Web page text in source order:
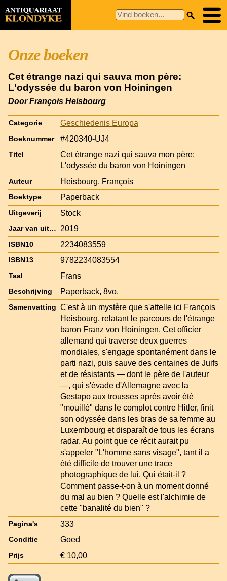
Onze boeken
Cet étrange nazi qui sauva mon père:
L'odyssée du baron von Hoiningen
Door François Heisbourg
Categorie Geschiedenis Europa
Boeknummer #420340-UJ4
Titel
Cet étrange nazi qui sauva mon père:
L'odyssée du baron von Hoiningen
Auteur Heisbourg, François
Boektype Paperback
Uitgeverij Stock
Jaar van uitgave 2019
ISBN10 2234083559
ISBN13 9782234083554
Taal Frans
Beschrijving Paperback, 8vo.
Samenvatting C'est à un mystère que s'attelle ici François
Heisbourg, relatant le parcours de l'étrange
baron Franz von Hoiningen. Cet officier
allemand qui traverse deux guerres
mondiales, s'engage spontanément dans le
parti nazi, puis sauve des centaines de Juifs
et de résistants — dont le père de l'auteur
—, qui s'évade d'Allemagne avec la
Gestapo aux trousses après avoir été
"mouillé" dans le complot contre Hitler, finit
son odyssée dans les bras de sa femme au
Luxembourg et disparaît de tous les écrans
radar. Au point que ce récit aurait pu
s'appeler "L'homme sans visage", tant il a
été difficile de trouver une trace
photographique de lui. Qui était-il ?
Comment passe-t-on à un moment donné
du mal au bien ? Quelle est l'alchimie de
cette "banalité du bien" ?
Pagina's 333
Conditie Goed
Prijs € 10,00